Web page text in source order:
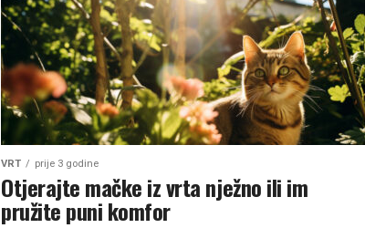
VRT prije 3 godine
Otjerajte mačke iz vrta nježno ili im
pružite puni komfor